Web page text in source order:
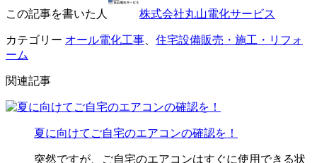
この記事を書いた人 株式会社丸山電化サービス
カテゴリー オール電化工事
住宅設備販売・施工・リフォ
ーム
関連記事
夏に向けてご自宅のエアコンの確認を！
突然ですが、ご自宅のエアコンはすぐに使用できる状